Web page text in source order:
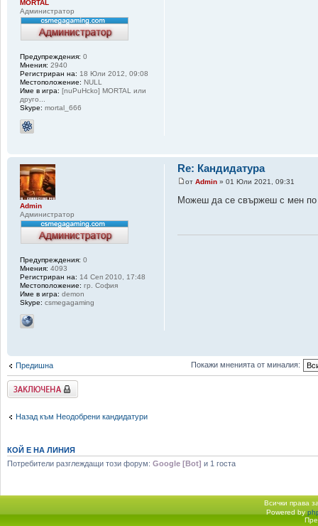
MORTAL
Администратор
Предупреждения: 0
Мнения: 2940
Регистриран на: 18 Юли 2012, 09:08
Местоположение: NULL
Име в игра: [nuPuHcko] MORTAL или
друго...
Skype: mortal_666
Re: Кандидатура
отAdmin » 01 Юли 2021, 09:31
Можеш да се свържеш с мен по
Admin
Администратор
Предупреждения: 0
Мнения: 4093
Регистриран на: 14 Сеп 2010, 17:48
Местоположение: гр. София
Име в игра: demon
Skype: csmegagaming
Предишна Покажи мненията от миналия:
Заключена
Назад към Неодобрени кандидатури
КОЙ Е НА ЛИНИЯ
Потребители разглеждащи този форум: Google [Bot] и 1 госта
Всички права
Начало форум Powered by